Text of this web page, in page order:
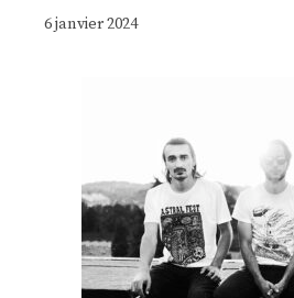
6 janvier 2024